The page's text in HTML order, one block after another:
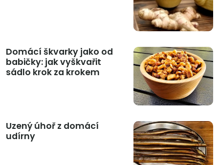
Domácí škvarky jako od
babičky: jak vyškvařit
sádlo krok za krokem
Uzený úhoř z domácí
udírny